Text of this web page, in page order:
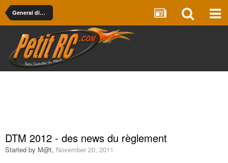
General discussion & technical
DTM 2012 - des news du règlement
Started by M@t, November 20, 2011